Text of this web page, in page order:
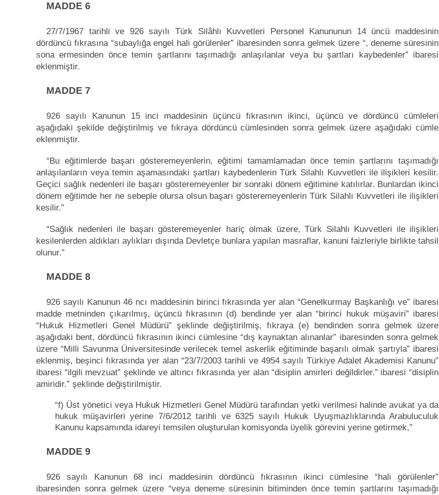
MADDE 6
27/7/1967 tarihli ve 926 sayılı Türk Silâhlı Kuvvetleri Personel Kanununun 14 üncü maddesinin
dördüncü fıkrasına “subaylığa engel hali görülenler” ibaresinden sonra gelmek üzere “, deneme süresinin
sona ermesinden önce temin şartlarını taşımadığı anlaşılanlar veya bu şartları kaybedenler” ibaresi
eklenmiştir.
MADDE 7
926 sayılı Kanunun 15 inci maddesinin üçüncü fıkrasının ikinci, üçüncü ve dördüncü cümleleri
aşağıdaki şekilde değiştirilmiş ve fıkraya dördüncü cümlesinden sonra gelmek üzere aşağıdaki cümle
eklenmiştir.
“Bu eğitimlerde başarı gösteremeyenlerin, eğitimi tamamlamadan önce temin şartlarını taşımadığı
anlaşılanların veya temin aşamasındaki şartları kaybedenlerin Türk Silahlı Kuvvetleri ile ilişikleri kesilir.
Geçici sağlık nedenleri ile başarı gösteremeyenler bir sonraki dönem eğitimine katılırlar. Bunlardan ikinci
dönem eğitimde her ne sebeple olursa olsun başarı gösteremeyenlerin Türk Silahlı Kuvvetleri ile ilişikleri
kesilir.”
“Sağlık nedenleri ile başarı gösteremeyenler hariç olmak üzere, Türk Silahlı Kuvvetleri ile ilişikleri
kesilenlerden aldıkları aylıkları dışında Devletçe bunlara yapılan masraflar, kanuni faizleriyle birlikte tahsil
olunur.”
MADDE 8
926 sayılı Kanunun 46 ncı maddesinin birinci fıkrasında yer alan “Genelkurmay Başkanlığı ve” ibaresi
madde metninden çıkarılmış, üçüncü fıkrasının (d) bendinde yer alan “birinci hukuk müşaviri” ibaresi
“Hukuk Hizmetleri Genel Müdürü” şeklinde değiştirilmiş, fıkraya (e) bendinden sonra gelmek üzere
aşağıdaki bent, dördüncü fıkrasının ikinci cümlesine “dış kaynaktan alınanlar” ibaresinden sonra gelmek
üzere “Milli Savunma Üniversitesinde verilecek temel askerlik eğitiminde başarılı olmak şartıyla” ibaresi
eklenmiş, beşinci fıkrasında yer alan “23/7/2003 tarihli ve 4954 sayılı Türkiye Adalet Akademisi Kanunu”
ibaresi “ilgili mevzuat” şeklinde ve altıncı fıkrasında yer alan “disiplin amirleri değildirler.” ibaresi “disiplin
amiridir.” şeklinde değiştirilmiştir.
“f) Üst yönetici veya Hukuk Hizmetleri Genel Müdürü tarafından yetki verilmesi halinde avukat ya da
hukuk müşavirleri yerine 7/6/2012 tarihli ve 6325 sayılı Hukuk Uyuşmazlıklarında Arabuluculuk
Kanunu kapsamında idareyi temsilen oluşturulan komisyonda üyelik görevini yerine getirmek,”
MADDE 9
926 sayılı Kanunun 68 inci maddesinin dördüncü fıkrasının ikinci cümlesine “hali görülenler”
ibaresinden sonra gelmek üzere “veya deneme süresinin bitiminden önce temin şartlarını taşımadığı